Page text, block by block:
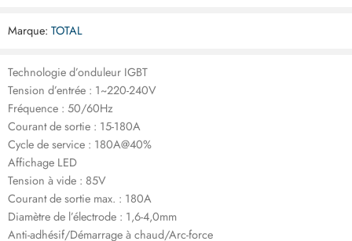
Marque: TOTAL
Technologie d’onduleur IGBT
Tension d’entrée : 1~220-240V
Fréquence : 50/60Hz
Courant de sortie : 15-180A
Cycle de service : 180A@40%
Affichage LED
Tension à vide : 85V
Courant de sortie max. : 180A
Diamètre de l’électrode : 1,6-4,0mm
Anti-adhésif/Démarrage à chaud/Arc-force